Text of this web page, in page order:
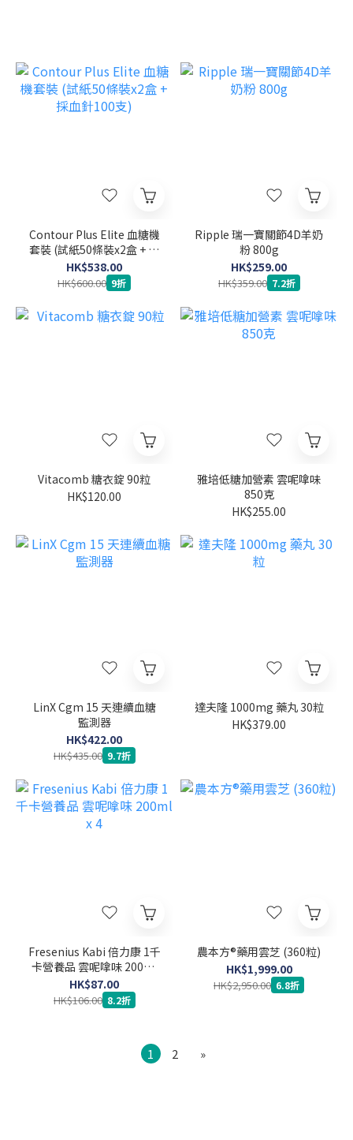
Contour Plus Elite 血糖機
套裝 (試紙50條裝x2盒 + 採
血針100支)
HK$538.00
HK$600.00 9折
Ripple 瑞一寶關節4D羊奶
粉 800g
HK$259.00
HK$359.00 7.2折
Vitacomb 糖衣錠 90粒
HK$120.00
雅培低糖加營素 雲呢嗱味
850克
HK$255.00
LinX Cgm 15 天連續血糖
監測器
HK$422.00
HK$435.00 9.7折
達夫隆 1000mg 藥丸 30粒
HK$379.00
Fresenius Kabi 倍力康 1千
卡營養品 雲呢嗱味 200ml
x 4
HK$87.00
HK$106.00 8.2折
農本方®藥用雲芝 (360粒)
HK$1,999.00
HK$2,950.00 6.8折
1 2 »